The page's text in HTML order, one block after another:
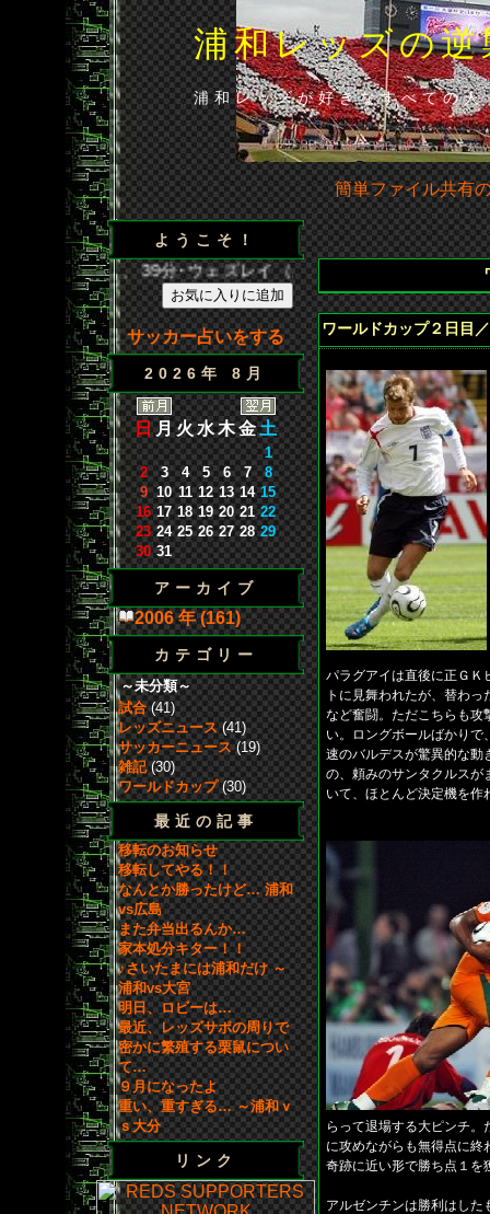
浦和レッズの
浦和レッズが好きなすべての
簡単ファイル共有
ようこそ！
）、39分･ウェズレイ（広）、86分･山田（浦）◆山田の
サッカー占いをする
2026年 8月
日 月火水木金土
1
2
3 4 5 6 7
8
9 10 11 12 13 14 15
16 17 18 19 20 21 22
23 24 25 26 27 28 29
30 31
アーカイブ
2006 年 (161)
カテゴリー
～未分類～
試合(41)
レッズニュース(41)
サッカーニュース(19)
雑記(30)
ワールドカップ(30)
最近の記事
移転のお知らせ
移転してやる！！
なんとか勝ったけど… 浦和
vs広島
また弁当出るんか…
家本処分キター！！
♪さいたまには浦和だけ ～
浦和vs大宮
明日、ロビーは…
最近、レッズサポの周りで
密かに繁殖する栗鼠につい
て…
９月になったよ
重い、重すぎる… ～浦和ｖ
ｓ大分
リンク
ワールドカップ２日目
パラグアイは直後に正ＧＫ
トに見舞われたが、替わ
など奮闘。ただこちらも攻
い。ロングボールばかり
速のバルデスが驚異的な動
の、頼みのサンタクルスが
いて、ほとんど決定機を作
らって退場する大ピンチ
に攻めながらも無得点に
奇跡に近い形で勝ち点１を
アルゼンチンは勝利はし